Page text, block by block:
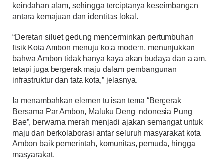
keindahan alam, sehingga terciptanya keseimbangan
antara kemajuan dan identitas lokal.
“Deretan siluet gedung mencerminkan pertumbuhan
fisik Kota Ambon menuju kota modern, menunjukkan
bahwa Ambon tidak hanya kaya akan budaya dan alam,
tetapi juga bergerak maju dalam pembangunan
infrastruktur dan tata kota,” jelasnya.
Ia menambahkan elemen tulisan tema “Bergerak
Bersama Par Ambon, Maluku Deng Indonesia Pung
Bae”, berwarna merah menjadi ajakan semangat untuk
maju dan berkolaborasi antar seluruh masyarakat kota
Ambon baik pemerintah, komunitas, pemuda, hingga
masyarakat.